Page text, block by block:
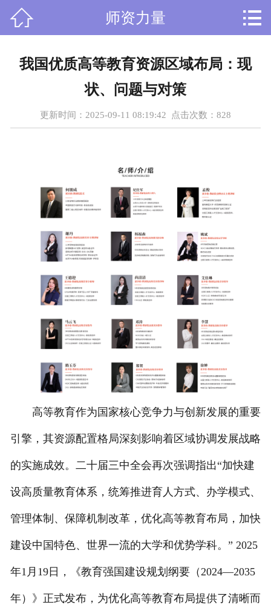
新闻资讯
人才招聘
荣誉资质
联系我们
 师资力量 
我国优质高等教育资源区域布局：现
状、问题与对策
更新时间：2025-09-11 08:19:42 点击次数： 828
高等教育作为国家核心竞争力与创新发展的重要
引擎，其资源配置格局深刻影响着区域协调发展战略
的实施成效。二十届三中全会再次强调指出“加快建
设高质量教育体系，统筹推进育人方式、办学模式、
管理体制、保障机制改革，优化高等教育布局，加快
建设中国特色、世界一流的大学和优势学科。” 2025
年1月19日，《教育强国建设规划纲要（2024—2035
年）》正式发布，为优化高等教育布局提供了清晰而